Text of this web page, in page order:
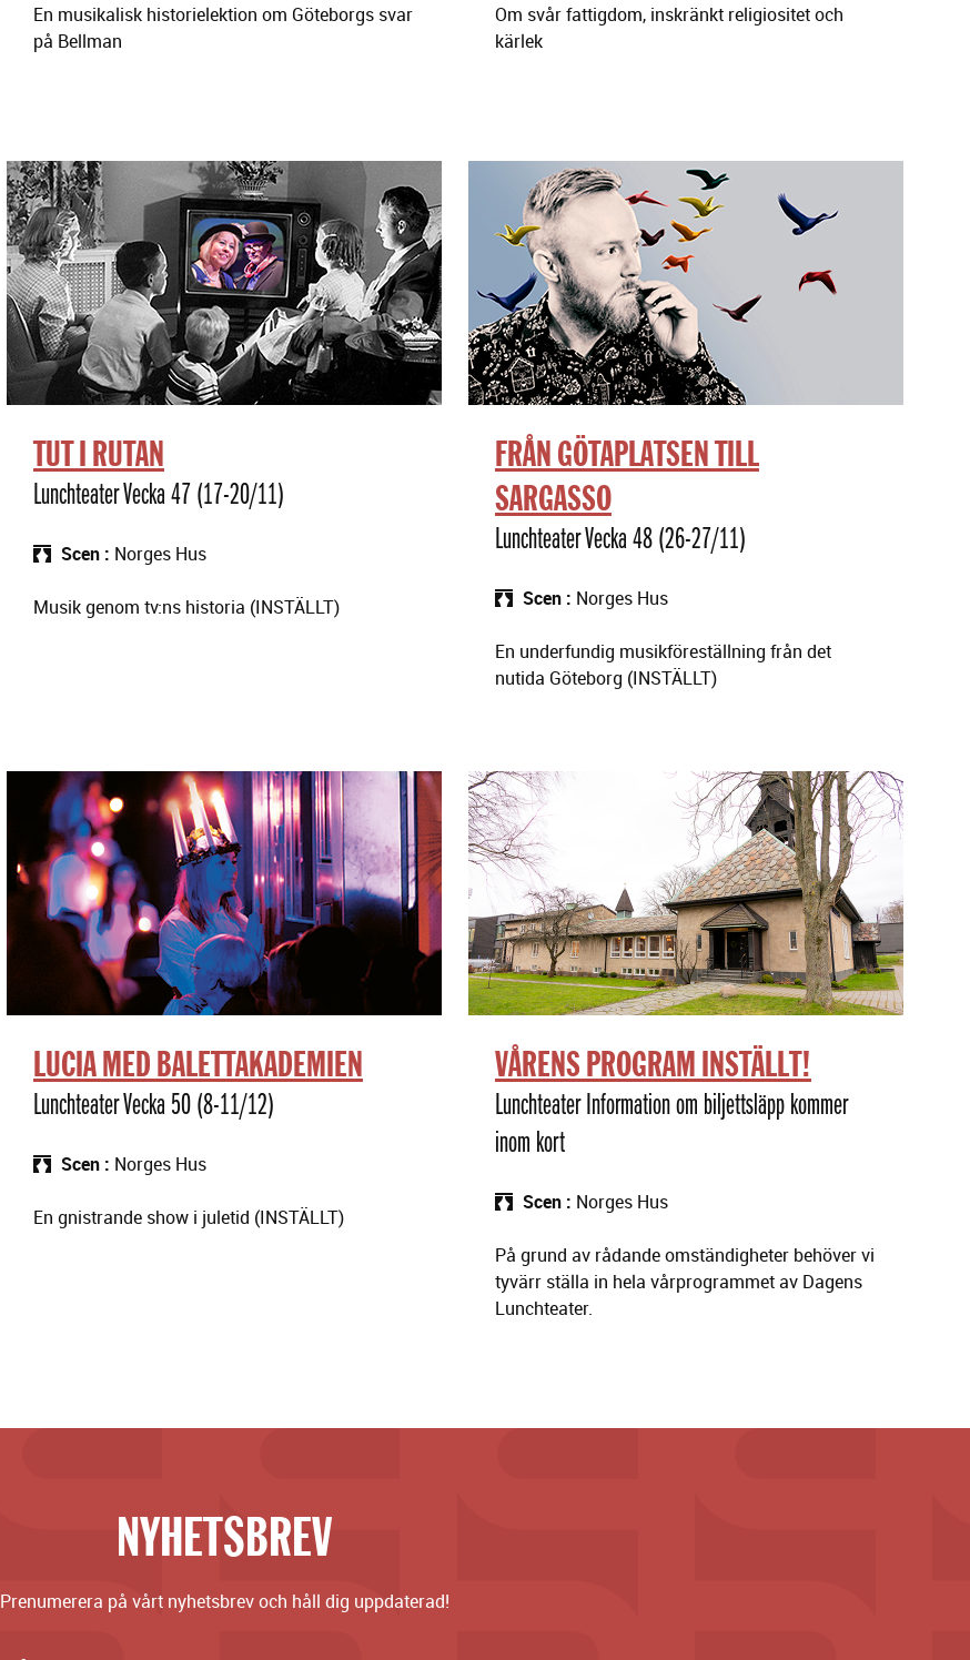
En musikalisk historielektion om Göteborgs svar
på Bellman
Om svår fattigdom, inskränkt religiositet och
kärlek
TUT I RUTAN
Lunchteater Vecka 47 (17-20/11)
Scen Norges Hus
Musik genom tv:ns historia (INSTÄLLT)
FRÅN GÖTAPLATSEN TILL
SARGASSO
Lunchteater Vecka 48 (26-27/11)
Scen Norges Hus
En underfundig musikföreställning från det
nutida Göteborg (INSTÄLLT)
LUCIA MED BALETTAKADEMIEN
Lunchteater Vecka 50 (8-11/12)
Scen Norges Hus
En gnistrande show i juletid (INSTÄLLT)
VÅRENS PROGRAM INSTÄLLT!
Lunchteater Information om biljettsläpp kommer
inom kort
Scen Norges Hus
På grund av rådande omständigheter behöver vi
tyvärr ställa in hela vårprogrammet av Dagens
Lunchteater.
NYHETSBREV
Prenumerera på vårt nyhetsbrev och håll dig uppdaterad!